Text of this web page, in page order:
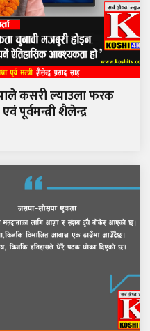
कसरी ल्याउला फरक
पूर्वमन्त्री शैलेन्द्र